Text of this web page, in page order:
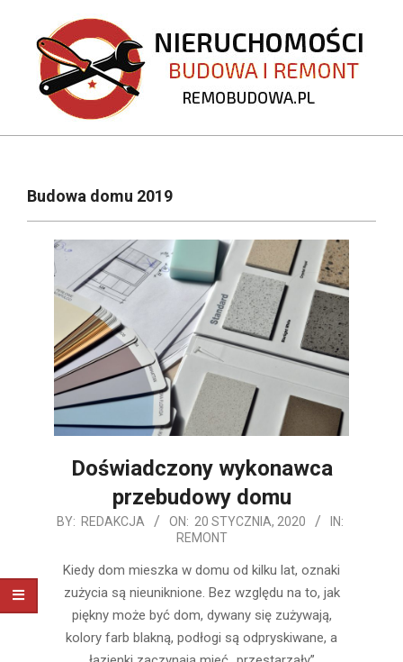
content
REMOBUDOWA.PL
NavigationBudowa domu 2019
Doświadczony wykonawca
przebudowy domu
2020-
20
BY: REDAKCJA ON: 20 STYCZNIA, 2020
IN:
REMONT
Kiedy dom mieszka w domu od kilku lat, oznaki
zużycia są nieuniknione. Bez względu na to, jak
piękny może być dom, dywany się zużywają,
kolory farb blakną, podłogi są odpryskiwane, a